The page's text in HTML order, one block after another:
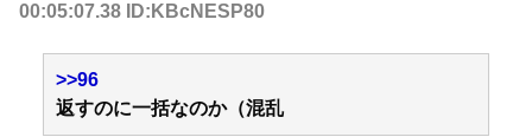
00:05:07.38 ID:KBcNESP80
>>96
返すのに一括なのか（混乱